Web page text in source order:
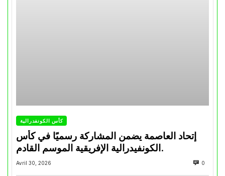
كأس الكونفدرالية
إتحاد العاصمة يضمن المشاركة رسميًا في كأس
الكونفيدرالية الإفريقية الموسم القادم.
Avril 30, 2026 0